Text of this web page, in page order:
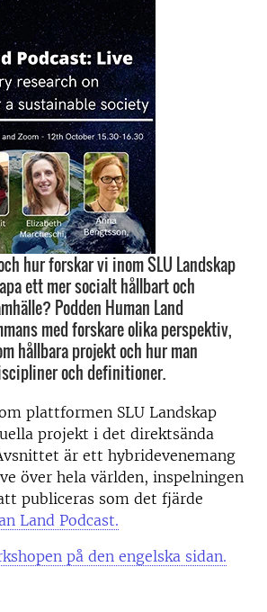
hur forskar vi inom SLU Landskap
ett mer socialt hållbart och
Podden Human Land
med forskare olika perspektiv,
hållbara projekt och hur man
och definitioner.
plattformen SLU Landskap
projekt i det direktsända
är ett hybridevenemang
över hela världen, inspelningen
publiceras som det fjärde
Land Podcast.
på den engelska sidan.